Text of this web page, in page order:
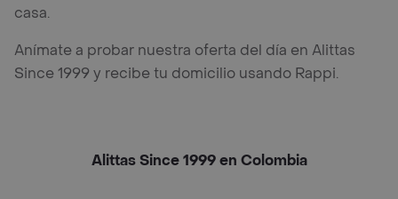
casa.
Anímate a probar nuestra oferta del día en Alittas
Since 1999 y recibe tu domicilio usando Rappi.
Alittas Since 1999 en Colombia